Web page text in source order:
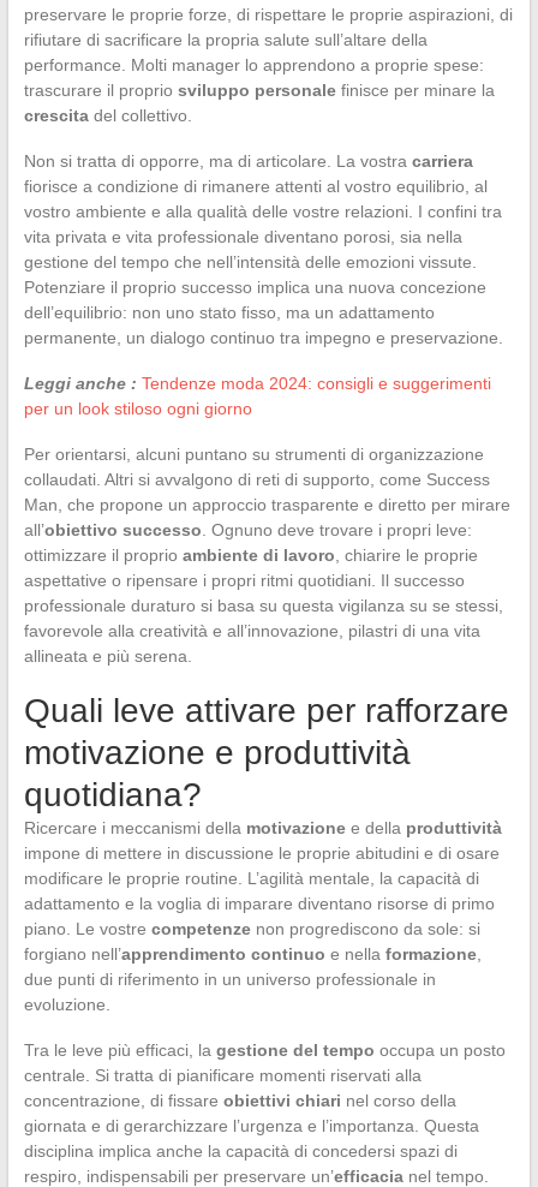
preservare le proprie forze, di rispettare le proprie aspirazioni, di
rifiutare di sacrificare la propria salute sull’altare della
performance. Molti manager lo apprendono a proprie spese:
trascurare il proprio sviluppo personalefinisce per minare la
crescitadel collettivo.
Non si tratta di opporre, ma di articolare. La vostra carriera
fiorisce a condizione di rimanere attenti al vostro equilibrio, al
vostro ambiente e alla qualità delle vostre relazioni. I confini tra
vita privata e vita professionale diventano porosi, sia nella
gestione del tempo che nell’intensità delle emozioni vissute.
Potenziare il proprio successo implica una nuova concezione
dell’equilibrio: non uno stato fisso, ma un adattamento
permanente, un dialogo continuo tra impegno e preservazione.
Leggi anche : Tendenze moda 2024: consigli e suggerimenti
per un look stiloso ogni giorno
Per orientarsi, alcuni puntano su strumenti di organizzazione
collaudati. Altri si avvalgono di reti di supporto, come Success
Man, che propone un approccio trasparente e diretto per mirare
all’obiettivo successo . Ognuno deve trovare i propri leve:
ottimizzare il proprio ambiente di lavoro , chiarire le proprie
aspettative o ripensare i propri ritmi quotidiani. Il successo
professionale duraturo si basa su questa vigilanza su se stessi,
favorevole alla creatività e all’innovazione, pilastri di una vita
allineata e più serena.
Quali leve attivare per rafforzare
motivazione e produttività
quotidiana?
Ricercare i meccanismi della motivazionee della produttività
impone di mettere in discussione le proprie abitudini e di osare
modificare le proprie routine. L’agilità mentale, la capacità di
adattamento e la voglia di imparare diventano risorse di primo
piano. Le vostre competenzenon progrediscono da sole: si
forgiano nell’apprendimento continuo e nella formazione,
due punti di riferimento in un universo professionale in
evoluzione.
Tra le leve più efficaci, la gestione del tempo occupa un posto
centrale. Si tratta di pianificare momenti riservati alla
concentrazione, di fissare obiettivi chiari nel corso della
giornata e di gerarchizzare l’urgenza e l’importanza. Questa
disciplina implica anche la capacità di concedersi spazi di
respiro, indispensabili per preservare un’efficacianel tempo.